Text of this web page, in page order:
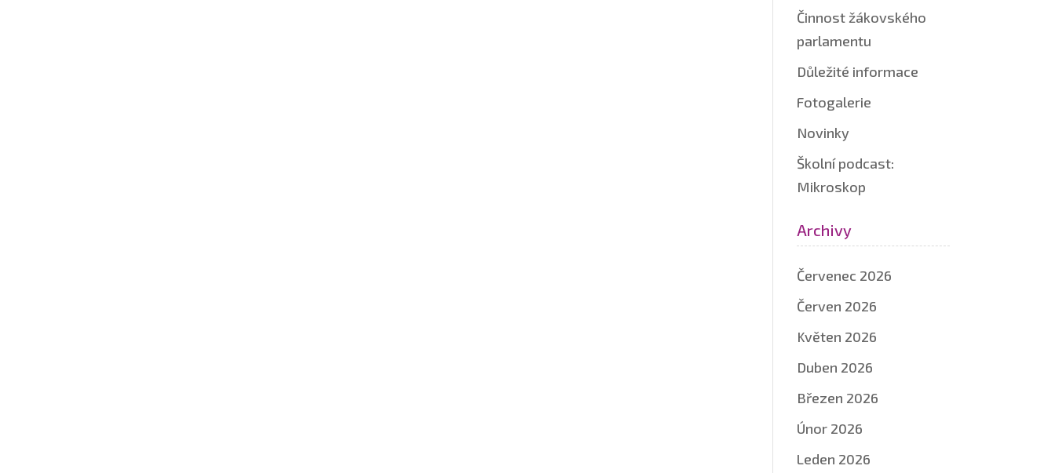
Činnost žákovského
parlamentu
Důležité informace
Fotogalerie
Novinky
Školní podcast:
Mikroskop
Archivy
Červenec 2026
Červen 2026
Květen 2026
Duben 2026
Březen 2026
Únor 2026
Leden 2026